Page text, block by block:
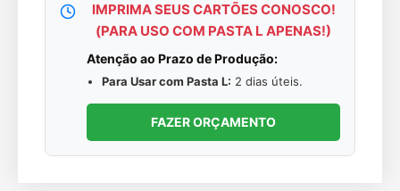
IMPRIMA SEUS CARTÕES CONOSCO!
(PARA USO COM PASTA L APENAS!)
Atenção ao Prazo de Produção:
Para Usar com Pasta L: 2 dias úteis.
FAZER ORÇAMENTO